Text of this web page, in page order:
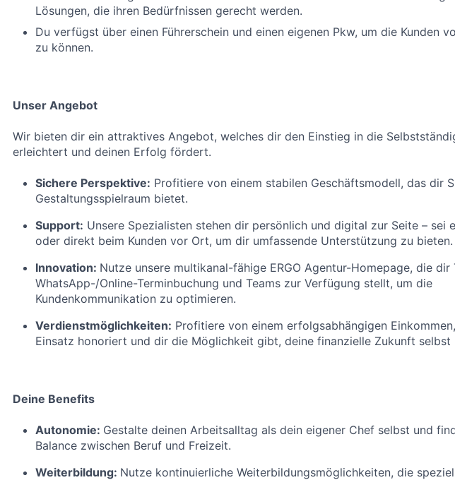
Lösungen, die ihren Bedürfnissen gerecht werden.
Du verfügst über einen Führerschein und einen eigenen Pkw, um die Kunden
zu können.
Unser Angebot
Wir bieten dir ein attraktives Angebot, welches dir den Einstieg in die
erleichtert und deinen Erfolg fördert.
Sichere Perspektive: Profitiere von einem stabilen Geschäftsmodell, das dir
Gestaltungsspielraum bietet.
Support: Unsere Spezialisten stehen dir persönlich und digital zur Seite – sei
oder direkt beim Kunden vor Ort, um dir umfassende Unterstützung zu bieten.
Innovation: Nutze unsere multikanal-fähige ERGO Agentur-Homepage, die dir
WhatsApp-/Online-Terminbuchung und Teams zur Verfügung stellt, um die
Kundenkommunikation zu optimieren.
Verdienstmöglichkeiten: Profitiere von einem erfolgsabhängigen
Einsatz honoriert und dir die Möglichkeit gibt, deine finanzielle Zukunft selbst
Deine Benefits
Autonomie: Gestalte deinen Arbeitsalltag als dein eigener Chef selbst und
Balance zwischen Beruf und Freizeit.
Weiterbildung: Nutze kontinuierliche Weiterbildungsmöglichkeiten, die